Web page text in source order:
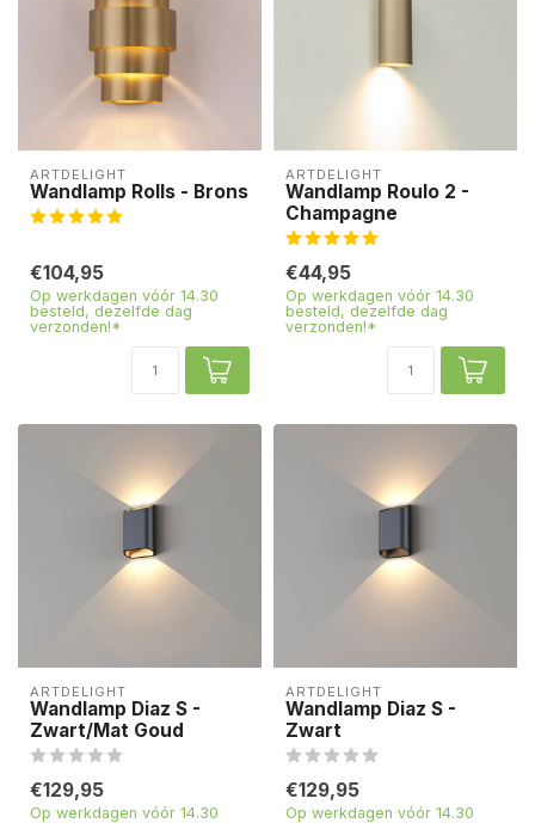
ARTDELIGHT
Wandlamp Rolls - Brons
€104,95
Op werkdagen vóór 14.30
besteld, dezelfde dag
verzonden!*
ARTDELIGHT
Wandlamp Roulo 2 -
Champagne
€44,95
Op werkdagen vóór 14.30
besteld, dezelfde dag
verzonden!*
ARTDELIGHT
Wandlamp Diaz S -
Zwart/Mat Goud
€129,95
Op werkdagen vóór 14.30
ARTDELIGHT
Wandlamp Diaz S -
Zwart
€129,95
Op werkdagen vóór 14.30